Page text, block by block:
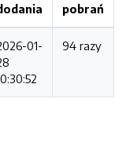
pobrań
01-
94 razy